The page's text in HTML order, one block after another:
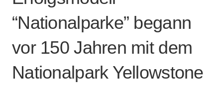
“Nationalparke” begann
vor 150 Jahren mit dem
Nationalpark Yellowstone